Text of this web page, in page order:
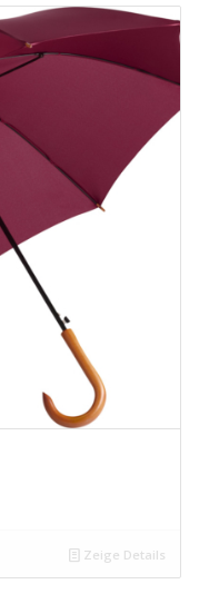
Zeige Details